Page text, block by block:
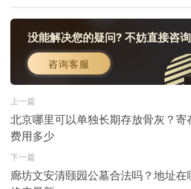
没能解决您的疑问? 不妨直接咨
咨询客服
上一篇
北京哪里可以单独长期存放骨灰？寄
费用多少
下一篇
廊坊文安清颐园公墓合法吗？地址